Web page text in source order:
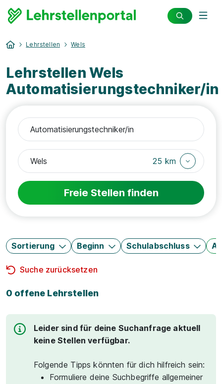
Lehrstellen Wels
Lehrstellen Wels
Automatisierungstechniker/in
25 km
Freie Stellen finden
Sortierung Beginn Schulabschluss
Suche zurücksetzen
0 offene Lehrstellen
Leider sind für deine Suchanfrage aktuell
keine Stellen verfügbar.
Folgende Tipps könnten für dich hilfreich sein:
Formuliere deine Suchbegriffe allgemeiner